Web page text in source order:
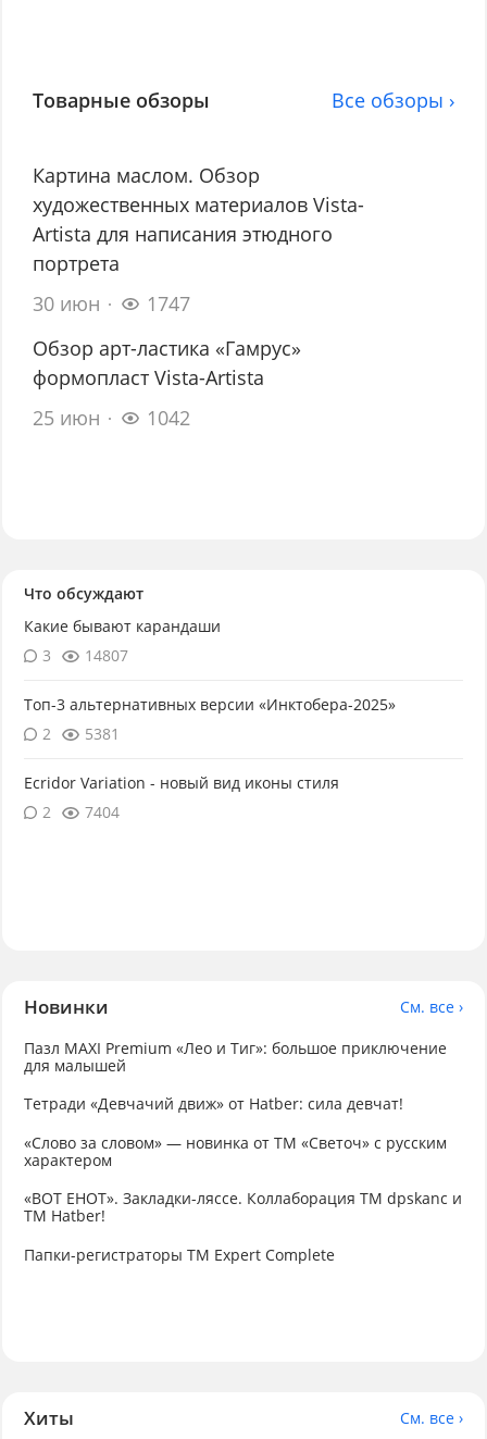
Товарные обзоры Все обзоры ›
Картина маслом. Обзор
художественных материалов Vista-
Artista для написания этюдного
портрета
30 июн
1747
Обзор арт-ластика «Гамрус»
формопласт Vista-Artista
25 июн
1042
Что обсуждают
Какие бывают карандаши
3
14807
Топ-3 альтернативных версии «Инктобера-2025»
2
5381
Ecridor Variation - новый вид иконы стиля
2
7404
Новинки
См. все ›
Пазл MAXI Premium «Лео и Тиг»: большое приключение
для малышей
Тетради «Девчачий движ» от Hatber: сила девчат!
«Слово за словом» — новинка от ТМ «Светоч» с русским
характером
«ВОТ ЕНОТ». Закладки-ляссе. Коллаборация TM dpskanc и
ТМ Hatber!
Папки-регистраторы ТМ Expert Complete
Хиты См. все ›